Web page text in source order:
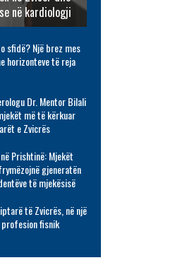
në kardiologji
sfidë? Një brez mes
horizonteve të reja
Dr. Mentor Bilali
më të kërkuar
e Zvicrës
Prishtinë: Mjekët
gjeneratën
të mjekësisë
të Zvicrës, në një
profesion fisnik